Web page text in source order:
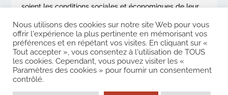
soient les conditions sociales et économiques de leur
En savoir plus
Nous utilisons des cookies sur notre site Web pour vous
offrir l'expérience la plus pertinente en mémorisant vos
préférences et en répétant vos visites. En cliquant sur «
Tout accepter », vous consentez à l'utilisation de TOUS
les cookies. Cependant, vous pouvez visiter les «
Paramètres des cookies » pour fournir un consentement
contrôlé.